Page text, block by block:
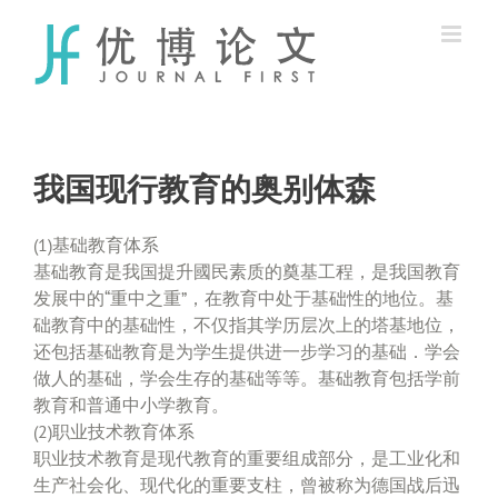
content
我国现行教育的奥别体森
(1)基础教育体系
基础教育是我国提升國民素质的奠基工程，是我国教育
发展中的“重中之重”，在教育中处于基础性的地位。基
础教育中的基础性，不仅指其学历层次上的塔基地位，
还包括基础教育是为学生提供进一步学习的基础．学会
做人的基础，学会生存的基础等等。基础教育包括学前
教育和普通中小学教育。
(2)职业技术教育体系
职业技术教育是现代教育的重要组成部分，是工业化和
生产社会化、现代化的重要支柱，曾被称为德国战后迅